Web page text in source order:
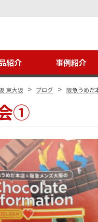
紹介 事例紹介
東大阪 > ブログ > 阪急うめだ
①